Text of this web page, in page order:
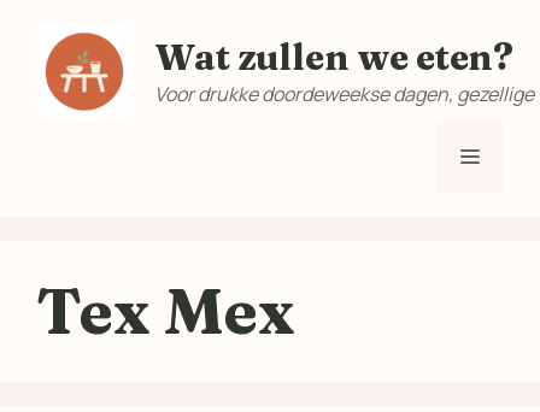
Wat zullen we eten?
Voor drukke doordeweekse dagen,
Menu
Tex Mex